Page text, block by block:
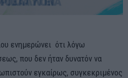
ενημερώνει ότι λόγω
που δεν ήταν δυνατόν να
εγκαίρως, συγκεκριμένος